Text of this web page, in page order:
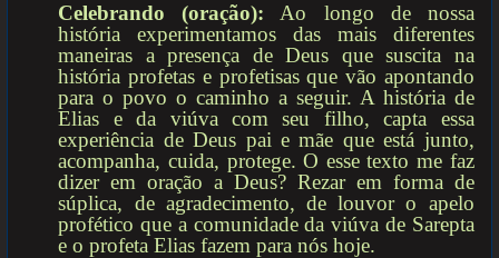
Celebrando (oração): Ao longo de nossa
história experimentamos das mais diferentes
maneiras a presença de Deus que suscita na
história profetas e profetisas que vão apontando
para o povo o caminho a seguir. A história de
Elias e da viúva com seu filho, capta essa
experiência de Deus pai e mãe que está junto,
acompanha, cuida, protege. O esse texto me faz
dizer em oração a Deus? Rezar em forma de
súplica, de agradecimento, de louvor o apelo
profético que a comunidade da viúva de Sarepta
e o profeta Elias fazem para nós hoje.